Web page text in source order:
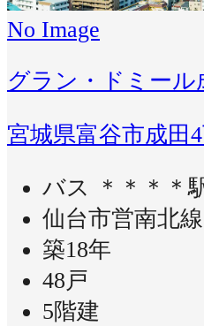
No Image
グラン・ドミール
宮城県富谷市成田
バス ＊＊＊＊
仙台市営南北
築18年
48戸
5階建